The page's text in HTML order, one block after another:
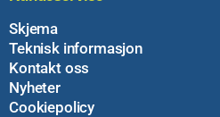
Skjema
Teknisk informasjon
Kontakt oss
Nyheter
Cookiepolicy